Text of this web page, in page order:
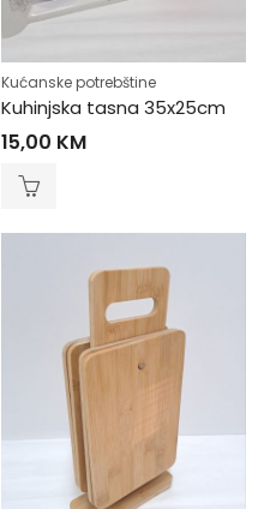
Kućanske potrebštine
Kuhinjska tasna 35x25cm
15,00 KM